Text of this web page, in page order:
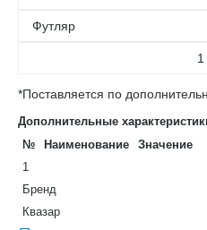
Футляр
1
*Поставляется по
Дополнительные
№
Наименование
Значение
1
Бренд
Квазар